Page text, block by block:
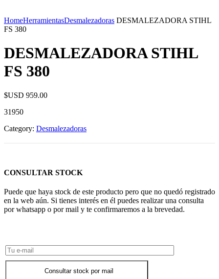
HomeHerramientasDesmalezadoras DESMALEZADORA STIHL
FS 380
DESMALEZADORA STIHL
FS 380
$USD 959.00
31950
Category: Desmalezadoras
CONSULTAR STOCK
Puede que haya stock de este producto pero que no quedó registrado
en la web aún. Si tienes interés en él puedes realizar una consulta
por whatsapp o por mail y te confirmaremos a la brevedad.
Consultar stock por mail